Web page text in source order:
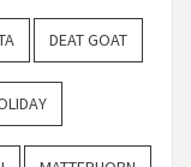
DEAT GOAT